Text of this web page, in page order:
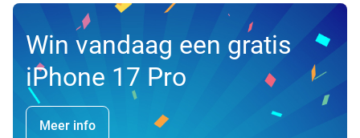
Win vandaag een gratis
iPhone 17 Pro
Meer info